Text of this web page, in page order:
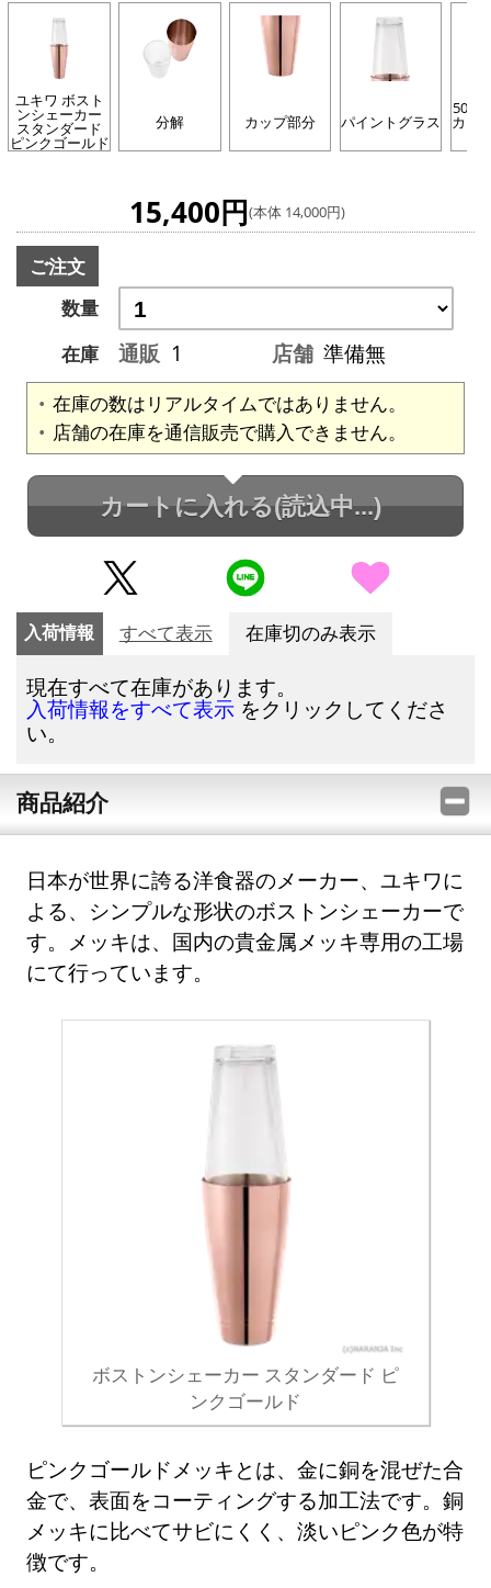
ユキワ ボスト
ンシェーカー
スタンダード
ピンクゴールド
分解 カップ部分 パイントグラス カー
15,400円(本体 14,000円)
ご注文
数量
在庫
通販 1 店舗 準備無
在庫の数はリアルタイムではありません。
店舗の在庫を通信販売で購入できません。
カートに入れる(読込中...)
入荷情報 すべて表示 在庫切のみ表示
現在すべて在庫があります。
入荷情報をすべて表示 をクリックしてくださ
い。
商品紹介
日本が世界に誇る洋食器のメーカー、ユキワに
よる、シンプルな形状のボストンシェーカーで
す。メッキは、国内の貴金属メッキ専用の工場
にて行っています。
ボストンシェーカー スタンダード ピ
ンクゴールド
ピンクゴールドメッキとは、金に銅を混ぜた合
金で、表面をコーティングする加工法です。銅
メッキに比べてサビにくく、淡いピンク色が特
徴です。